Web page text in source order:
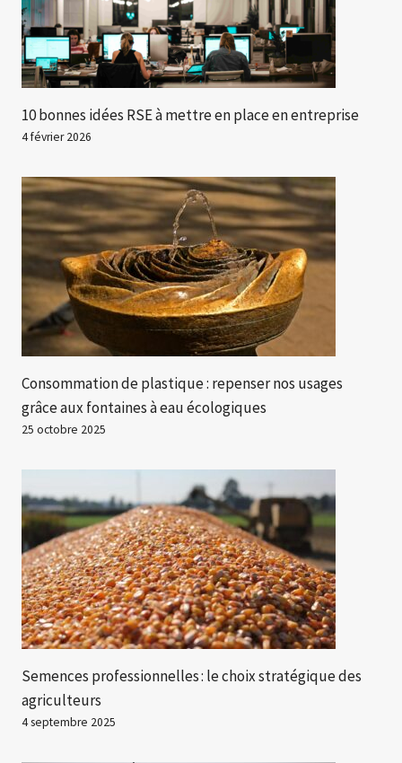
10 bonnes idées RSE à mettre en place en entreprise
4 février 2026
Consommation de plastique : repenser nos usages
grâce aux fontaines à eau écologiques
25 octobre 2025
Semences professionnelles : le choix stratégique des
agriculteurs
4 septembre 2025